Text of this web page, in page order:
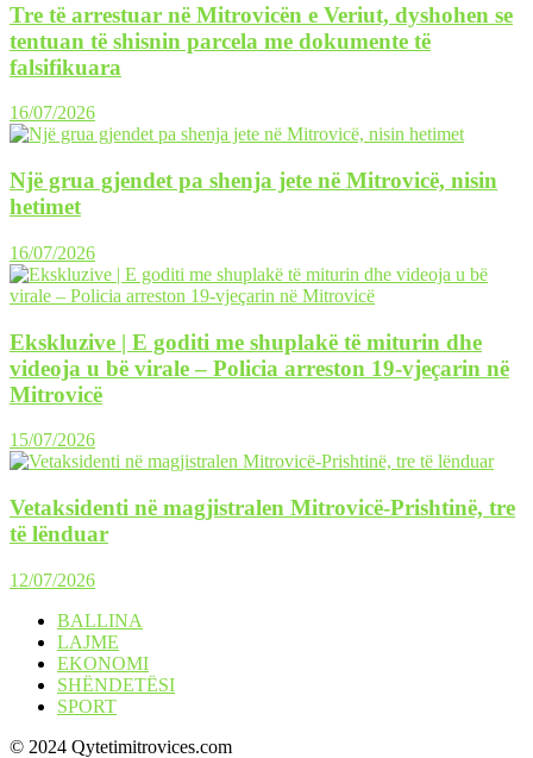
Tre të arrestuar në Mitrovicën e Veriut, dyshohen se
tentuan të shisnin parcela me dokumente të
falsifikuara
16/07/2026
Një grua gjendet pa shenja jete në Mitrovicë, nisin
hetimet
16/07/2026
Ekskluzive | E goditi me shuplakë të miturin dhe
videoja u bë virale – Policia arreston 19-vjeçarin në
Mitrovicë
15/07/2026
Vetaksidenti në magjistralen Mitrovicë-Prishtinë, tre
të lënduar
12/07/2026
BALLINA
LAJME
EKONOMI
SHËNDETËSI
SPORT
© 2024 Qytetimitrovices.com